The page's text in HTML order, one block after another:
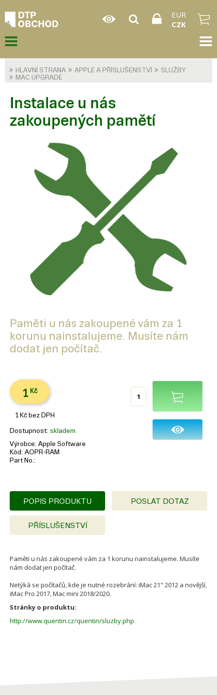
EUR
CZK
HLAVNÍ STRANA APPLE A PŘÍSLUŠENSTVÍ
SLUŽBY
MAC UPGRADE
Instalace u nás
zakoupených pamětí
Paměti u nás zakoupené vám za 1
korunu nainstalujeme. Musíte nám
dodat jen počítač.
1 Kč
1 Kč bez DPH
Dostupnost skladem
Výrobce Apple Software
Kód AOPR-RAM
Part No.
POPIS PRODUKTU POSLAT DOTAZ
PŘÍSLUŠENSTVÍ
Paměti u nás zakoupené vám za 1 korunu nainstalujeme. Musíte
nám dodat jen počítač.
Netýká se počítačů, kde je nutné rozebrání: iMac 21" 2012 a novější,
iMac Pro 2017, Mac mini 2018/2020.
Stránky o produktu:
http://www.quentin.cz/quentin/sluzby.php